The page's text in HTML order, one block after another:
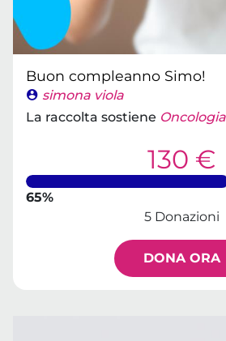
Buon compleanno Simo!
simona viola
La raccolta sostiene
130 €
65%
5 Donazioni
DONA ORA